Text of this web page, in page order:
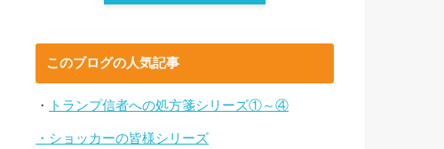
このブログの人気記事
・ トランプ信者への処方箋シリーズ①～④
・ショッカーの皆様シリーズ